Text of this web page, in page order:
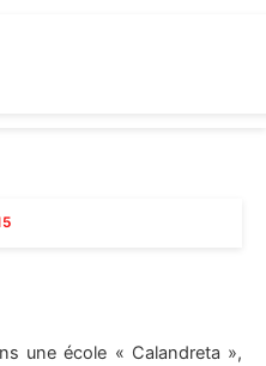
une école « Calandreta »,